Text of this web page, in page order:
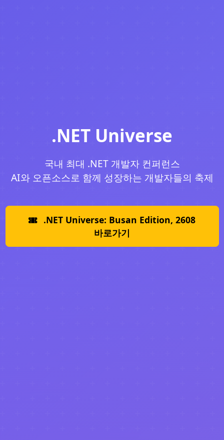
.NET Universe
국내 최대 .NET 개발자 컨퍼런스
AI와 오픈소스로 함께 성장하는 개발자들의 축제
.NET Universe: Busan Edition, 2608
바로가기